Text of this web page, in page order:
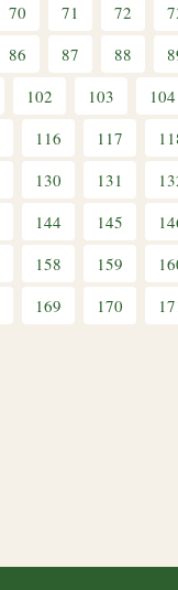
70 71 72
86 87 88
102 103 104
116 117
130 131
144 145
158 159
169 170